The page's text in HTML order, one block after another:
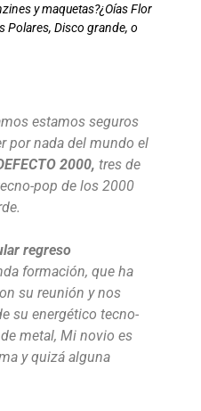
y maquetas?¿Oías Flor
Polares, Disco grande, o
estamos seguros
por nada del mundo el
2000, tres de
pop de los 2000
regreso
formación, que ha
su reunión y nos
su energético tecno-
metal, Mi novio es
y quizá alguna